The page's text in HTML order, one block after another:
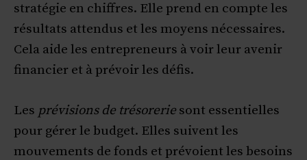
stratégie en chiffres. Elle prend en compte les
résultats attendus et les moyens nécessaires.
Cela aide les entrepreneurs à voir leur avenir
financier et à prévoir les défis.
Les prévisions de trésorerie sont essentielles
pour gérer le budget. Elles suivent les
mouvements de fonds et prévoient les besoins